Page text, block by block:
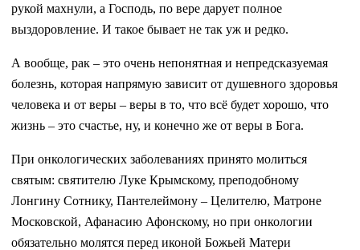
рукой махнули, а Господь, по вере дарует полное
выздоровление. И такое бывает не так уж и редко.
А вообще, рак – это очень непонятная и непредсказуемая
болезнь, которая напрямую зависит от душевного здоровья
человека и от веры – веры в то, что всё будет хорошо, что
жизнь – это счастье, ну, и конечно же от веры в Бога.
При онкологических заболеваниях принято молиться
святым: святителю Луке Крымскому, преподобному
Лонгину Сотнику, Пантелеймону – Целителю, Матроне
Московской, Афанасию Афонскому, но при онкологии
обязательно молятся перед иконой Божьей Матери